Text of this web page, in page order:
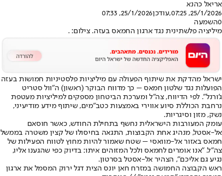
אריאל כהנא
25/1/2026, 07:25
,עודכן25/1/2026, 07:33
0השמעה
מיליציה פלשתינית נגד ארגון החמאס בעזה. צילום: .
ישראל מהדקת את שיתוף הפעולה עם מיליציות פלסטיניות חמושות בעזה
הפועלות נגד שלטון חמאס – כך מדווח הבוקר (ראשון) ה"וול סטריט
ג'ורנל". לפי הדיווח, צה"ל ומערכת הביטחון מספקים למיליציות מעטפת
נרחבת הכוללת סיוע אווירי באמצעות כטב"מים, שיתוף מידע מודיעיני,
נשק, מזון וסיגריות.
עומק המעורבות הישראלית נחשף בתחילת החודש, כאשר חוסאם
אל-אסטל, מנהיג אחת הקבוצות, התגאה בחיסולו של קצין משטרה בממשל
חמאס באזור אל-מוואסי – שטח שאמור להיות מחוץ לטווח הפעילות של
צה"ל. "אנו אומרים לחמאס ולכל המזוהים איתו: בדיוק כפי שהגענו אליו,
נגיע גם אליכם", הצהיר אל-אסטל בסרטון.
ראש הקבוצה החמושה במזרח חאן יונס הצית דגל ירוק המסמל את ארגון